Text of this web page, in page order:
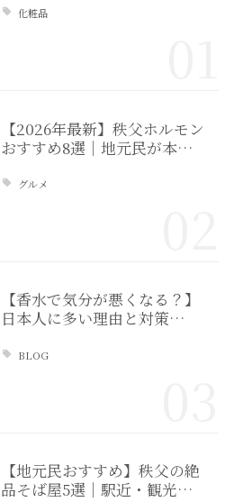
化粧品
【2026年最新】秩父ホルモン
おすすめ8選｜地元民が本…
グルメ
【香水で気分が悪くなる？】
日本人に多い理由と対策…
BLOG
【地元民おすすめ】秩父の絶
品そば屋5選｜駅近・観光…